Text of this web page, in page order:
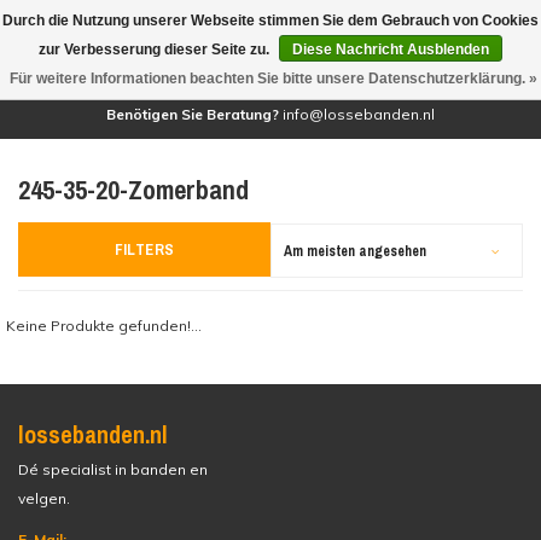
(0)
Benötigen Sie Beratung? info@lossebanden.nl
245-35-20-Zomerband
FILTERS Am meisten angesehen
Keine Produkte gefunden!...
lossebanden.nl
Dé specialist in banden en
velgen.
Durch die Nutzung unserer Webseite stimmen Sie dem Gebrauch von Cookies
zur Verbesserung dieser Seite zu.
Diese Nachricht Ausblenden
Für weitere Informationen beachten Sie bitte unsere Datenschutzerklärung. »